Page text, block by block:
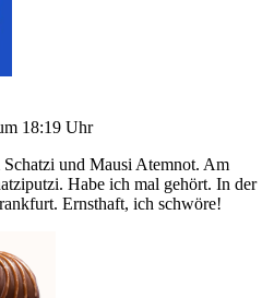
18:19 Uhr
und Mausi Atemnot. Am
Habe ich mal gehört. In der
Ernsthaft, ich schwöre!